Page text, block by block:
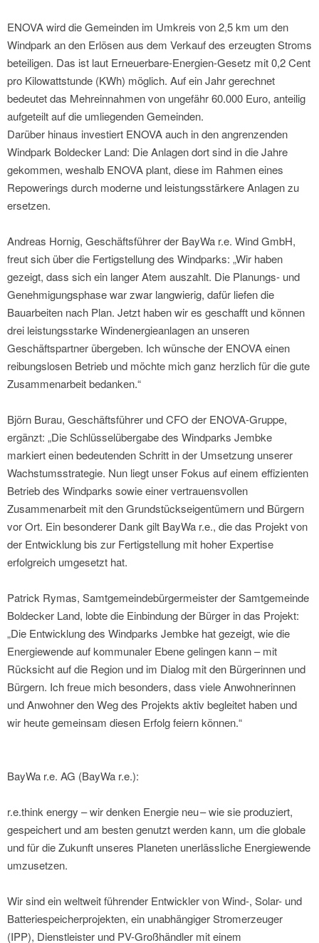
ENOVA wird die Gemeinden im Umkreis von 2,5 km um den
Windpark an den Erlösen aus dem Verkauf des erzeugten Stroms
beteiligen. Das ist laut Erneuerbare-Energien-Gesetz mit 0,2 Cent
pro Kilowattstunde (KWh) möglich. Auf ein Jahr gerechnet
bedeutet das Mehreinnahmen von ungefähr 60.000 Euro, anteilig
aufgeteilt auf die umliegenden Gemeinden.
Darüber hinaus investiert ENOVA auch in den angrenzenden
Windpark Boldecker Land: Die Anlagen dort sind in die Jahre
gekommen, weshalb ENOVA plant, diese im Rahmen eines
Repowerings durch moderne und leistungsstärkere Anlagen zu
ersetzen.
Andreas Hornig, Geschäftsführer der BayWa r.e. Wind GmbH,
freut sich über die Fertigstellung des Windparks: „Wir haben
gezeigt, dass sich ein langer Atem auszahlt. Die Planungs- und
Genehmigungsphase war zwar langwierig, dafür liefen die
Bauarbeiten nach Plan. Jetzt haben wir es geschafft und können
drei leistungsstarke Windenergieanlagen an unseren
Geschäftspartner übergeben. Ich wünsche der ENOVA einen
reibungslosen Betrieb und möchte mich ganz herzlich für die gute
Zusammenarbeit bedanken.“
Björn Burau, Geschäftsführer und CFO der ENOVA-Gruppe,
ergänzt: „Die Schlüsselübergabe des Windparks Jembke
markiert einen bedeutenden Schritt in der Umsetzung unserer
Wachstumsstrategie. Nun liegt unser Fokus auf einem effizienten
Betrieb des Windparks sowie einer vertrauensvollen
Zusammenarbeit mit den Grundstückseigentümern und Bürgern
vor Ort. Ein besonderer Dank gilt BayWa r.e., die das Projekt von
der Entwicklung bis zur Fertigstellung mit hoher Expertise
erfolgreich umgesetzt hat.
Patrick Rymas, Samtgemeindebürgermeister der Samtgemeinde
Boldecker Land, lobte die Einbindung der Bürger in das Projekt:
„Die Entwicklung des Windparks Jembke hat gezeigt, wie die
Energiewende auf kommunaler Ebene gelingen kann – mit
Rücksicht auf die Region und im Dialog mit den Bürgerinnen und
Bürgern. Ich freue mich besonders, dass viele Anwohnerinnen
und Anwohner den Weg des Projekts aktiv begleitet haben und
wir heute gemeinsam diesen Erfolg feiern können.“
BayWa r.e. AG (BayWa r.e.):
r.e.think energy – wir denken Energie neu – wie sie produziert,
gespeichert und am besten genutzt werden kann, um die globale
und für die Zukunft unseres Planeten unerlässliche Energiewende
umzusetzen.
Wir sind ein weltweit führender Entwickler von Wind-, Solar- und
Batteriespeicherprojekten, ein unabhängiger Stromerzeuger
(IPP), Dienstleister und PV-Großhändler mit einem